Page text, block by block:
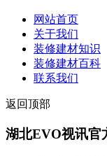
网站首页
关于我们
装修建材知识
装修建材百科
联系我们
返回顶部
湖北EVO视讯官